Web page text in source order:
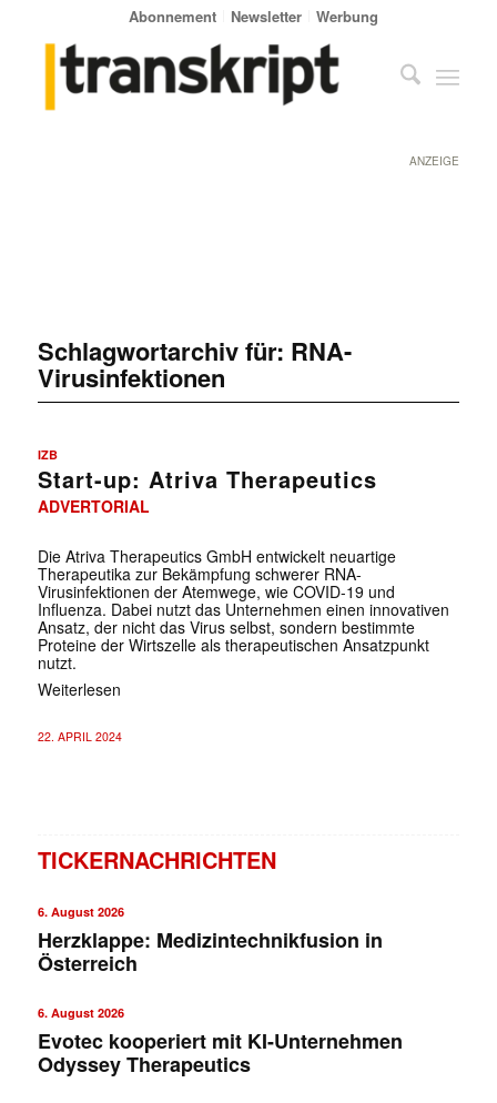
Abonnement Newsletter Werbung
ANZEIGE
Schlagwortarchiv für: RNA-
Virusinfektionen
IZB
Start-up: Atriva Therapeutics
ADVERTORIAL
Die Atriva Therapeutics GmbH entwickelt neuartige
Therapeutika zur Bekämpfung schwerer RNA-
Virusinfektionen der Atemwege, wie COVID-19 und
Influenza. Dabei nutzt das Unternehmen einen innovativen
Ansatz, der nicht das Virus selbst, sondern bestimmte
Proteine der Wirtszelle als therapeutischen Ansatzpunkt
nutzt.
Weiterlesen
22. APRIL 2024
TICKERNACHRICHTEN
6. August 2026
Herzklappe: Medizintechnikfusion in
Österreich
6. August 2026
Evotec kooperiert mit KI-Unternehmen
Odyssey Therapeutics